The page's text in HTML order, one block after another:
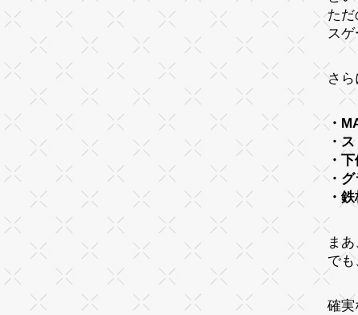
ただ
スゲ
さら
・
・
・
・グ
・
ま
でも
確実